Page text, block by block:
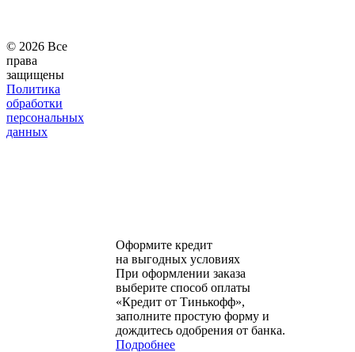
© 2026 Все
права
защищены
Политика
обработки
персональных
данных
Оформите кредит
на выгодных условиях
При оформлении заказа
выберите способ оплаты
«Кредит от Тинькофф»,
заполните простую форму и
дождитесь одобрения от банка.
Подробнее